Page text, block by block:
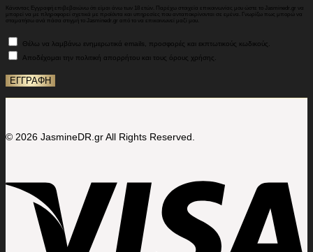
Κάνοντας Εγγραφή επιβεβαιώνω ότι είμαι άνω των 18 ετών. Παρέχω στοιχεία επικοινωνίας μου ώστε το Jasminedr.gr να
μπορεί να με πληροφορεί σχετικά με προϊόντα και υπηρεσίες που ανταποκρίνονται σε εμένα. Γνωρίζω πως μπορώ να
σταματήσω ανά πάσα στιγμή το Jasminedr.gr από το να επικοινωνεί μαζί μου.
Θέλω να λαμβάνω ενημερωτικά emails, προσφορές και εκπτωτικούς κωδικούς.
Αποδέχομαι την πολιτική απορρήτου και τους όρους χρήσης.
© 2026 JasmineDR.gr All Rights Reserved.